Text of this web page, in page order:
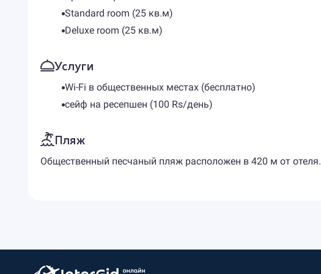
Standard room (25 кв.м)
Deluxe room (25 кв.м)
Услуги
Wi-Fi в общественных местах (бесплатно)
сейф на ресепшен (100 Rs/день)
Пляж
Общественный песчаный пляж расположен в 420 м от отеля.